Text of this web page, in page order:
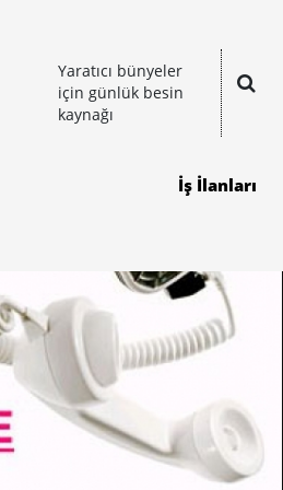
Yaratıcı bünyeler
için günlük besin
kaynağı
İş İlanları